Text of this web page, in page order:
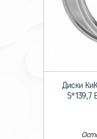
Диски
5*139,7